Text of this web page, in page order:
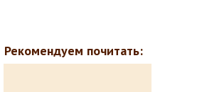
Рекомендуем почитать: